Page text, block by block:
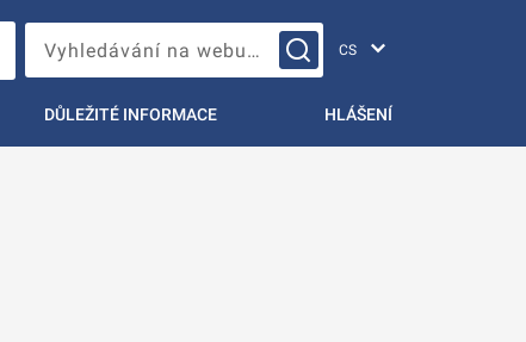
Vyhledávání na webu…
DŮLEŽITÉ INFORMACE HLÁŠENÍ